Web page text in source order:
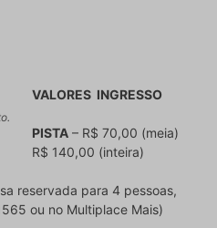
VALORES INGRESSO
PISTA – R$ 70,00 (meia)
R$ 140,00 (inteira)
reservada para 4 pessoas,
ou no Multiplace Mais)